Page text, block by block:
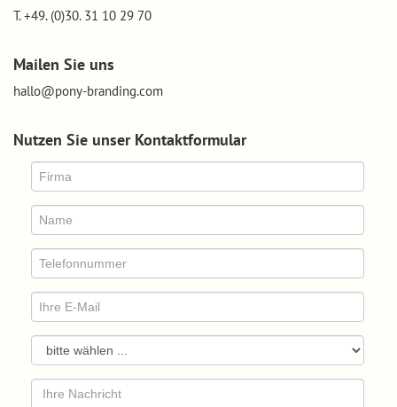
T. +49. (0)30. 31 10 29 70
Mailen Sie uns
hallo@pony-branding.com
Nutzen Sie unser Kontaktformular
Firma*:
Name*:
Telefonnummer*:
E-
Mail*:
Ihr
Anliegen:
Nachricht: